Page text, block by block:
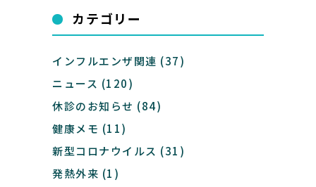
カテゴリー
インフルエンザ関連 (37)
ニュース (120)
休診のお知らせ (84)
健康メモ (11)
新型コロナウイルス (31)
発熱外来 (1)